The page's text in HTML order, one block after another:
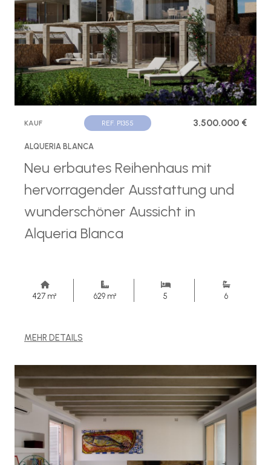
KAUF REF. P1355 3.500.000 €
ALQUERIA BLANCA
Neu erbautes Reihenhaus mit
hervorragender Ausstattung und
wunderschöner Aussicht in
Alqueria Blanca
427 m² 629 m² 5 6
MEHR DETAILS